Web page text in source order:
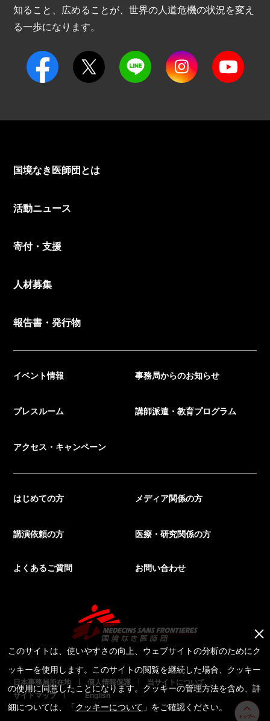
知ること、広めることが、世界の人道危機の状況を変え
る一歩になります。
国境なき医師団とは
活動ニュース
寄付・支援
人材募集
報告書・発行物
イベント情報 事務局からのお知らせ
プレスルーム 講師派遣・教育プログラム
アクセス・キャンペーン
はじめての方 メディア関係の方
講演依頼の方 医療・研究関係の方
よくあるご質問 お問い合わせ
日本事務局所在地 個人情報保護
当サイトについて
サイトマップ
English
トップへ
このサイトは、使いやすさの向上、ウェブサイトの分析のためにク
ッキーを使用します。このサイトの閲覧を継続した場合、クッキー
の使用に同意したことになります。クッキーの管理方法を含め、詳
細については、「クッキーについて 」をご確認ください。